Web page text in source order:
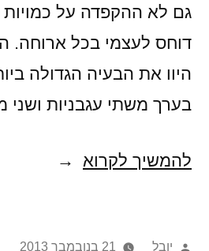
גם לא ההקפדה על
דוחס לעצמי בכל ארוחה.
היוו את הבעיה הגדולה
בערך משתי עגבניות ושני
להמשיך לקרוא שניים
פורסם
יובל
21 בנובמבר 2013